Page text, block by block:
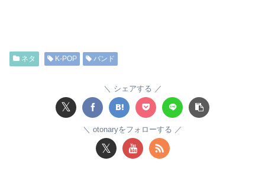
ネタ K-POP バンド
シェアする
𝕏
otonaryをフォローする
𝕏